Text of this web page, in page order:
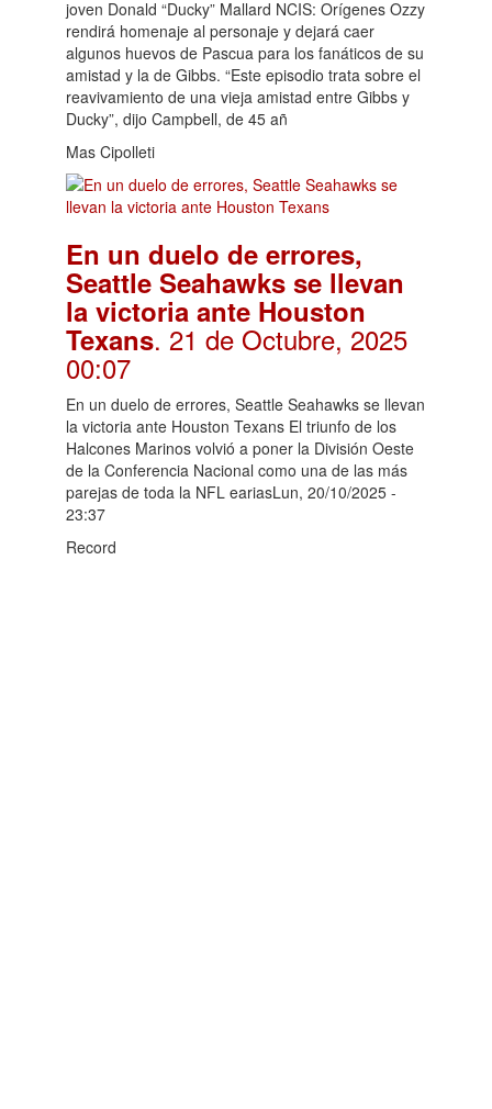
joven Donald “Ducky” Mallard NCIS: Orígenes Ozzy
rendirá homenaje al personaje y dejará caer
algunos huevos de Pascua para los fanáticos de su
amistad y la de Gibbs. “Este episodio trata sobre el
reavivamiento de una vieja amistad entre Gibbs y
Ducky”, dijo Campbell, de 45 añ
Mas Cipolleti
En un duelo de errores,
Seattle Seahawks se llevan
la victoria ante Houston
Texans. 21 de Octubre, 2025
00:07
En un duelo de errores, Seattle Seahawks se llevan
la victoria ante Houston Texans El triunfo de los
Halcones Marinos volvió a poner la División Oeste
de la Conferencia Nacional como una de las más
parejas de toda la NFL eariasLun, 20/10/2025 -
23:37
Record